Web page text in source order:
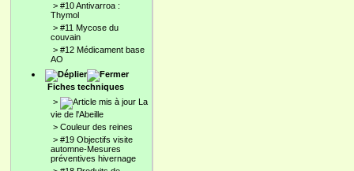
> #10 Antivarroa :
Thymol
> #11 Mycose du
couvain
> #12 Médicament base
AO
Fiches techniques
>
La
vie de l'Abeille
> Couleur des reines
> #19 Objectifs visite
automne-Mesures
préventives hivernage